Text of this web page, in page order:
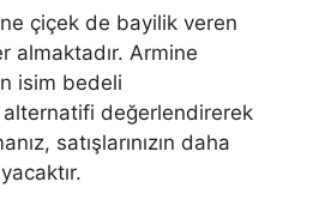
çiçek de bayilik veren
almaktadır. Armine
isim bedeli
değerlendirerek
satışlarınızın daha